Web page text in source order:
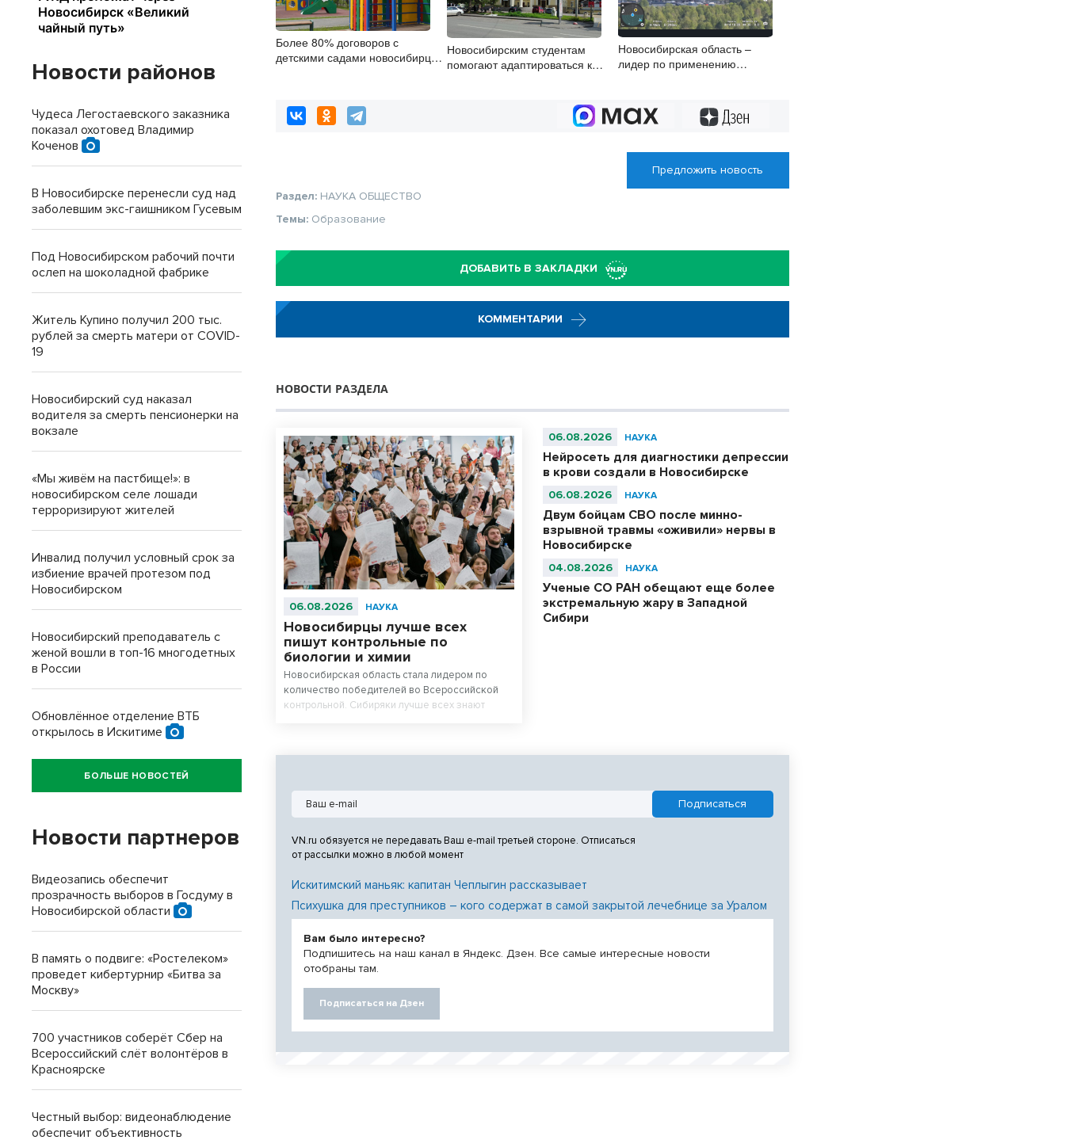
Более 80% договоров с
детскими садами новосибирцы
Новосибирским студентам
помогают адаптироваться к
Новосибирская область –
лидер по применению
Предложить новость
Раздел: НАУКА ОБЩЕСТВО
Темы: Образование
ДОБАВИТЬ В ЗАКЛАДКИ
КОММЕНТАРИИ
НОВОСТИ РАЗДЕЛА
06.08.2026 НАУКА
Новосибирцы лучше всех
пишут контрольные по
биологии и химии
Новосибирская область стала лидером по
количество победителей во Всероссийской
контрольной. Сибиряки лучше всех знают
06.08.2026 НАУКА
Нейросеть для диагностики депрессии
в крови создали в Новосибирске
06.08.2026 НАУКА
Двум бойцам СВО после минно-
взрывной травмы «оживили» нервы в
Новосибирске
04.08.2026 НАУКА
Ученые СО РАН обещают еще более
экстремальную жару в Западной
Сибири
VN.ru обязуется не передавать Ваш e-mail третьей стороне. Отписаться
от рассылки можно в любой момент
Искитимский маньяк: капитан Чеплыгин рассказывает
Психушка для преступников – кого содержат в самой закрытой лечебнице за Уралом
Вам было интересно?
Подпишитесь на наш канал в Яндекс. Дзен. Все самые интересные новости
отобраны там.
Подписаться на Дзен
Новости районов
Чудеса Легостаевского заказника
показал охотовед Владимир
Коченов
В Новосибирске перенесли суд над
заболевшим экс-гаишником Гусевым
Под Новосибирском рабочий почти
ослеп на шоколадной фабрике
Житель Купино получил 200 тыс.
рублей за смерть матери от COVID-
19
Новосибирский суд наказал
водителя за смерть пенсионерки на
вокзале
«Мы живём на пастбище!»: в
новосибирском селе лошади
терроризируют жителей
Инвалид получил условный срок за
избиение врачей протезом под
Новосибирском
Новосибирский преподаватель с
женой вошли в топ-16 многодетных
в России
Обновлённое отделение ВТБ
открылось в Искитиме
БОЛЬШЕ НОВОСТЕЙ
Новости партнеров
Видеозапись обеспечит
прозрачность выборов в Госдуму в
Новосибирской области
В память о подвиге: «Ростелеком»
проведет кибертурнир «Битва за
Москву»
700 участников соберёт Сбер на
Всероссийский слёт волонтёров в
Красноярске
Честный выбор: видеонаблюдение
обеспечит объективность